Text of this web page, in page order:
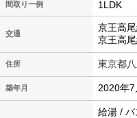
間取り一例 1LDK
交通
京王高
京王高
住所 東京都
築年月 2020年7
給湯 /